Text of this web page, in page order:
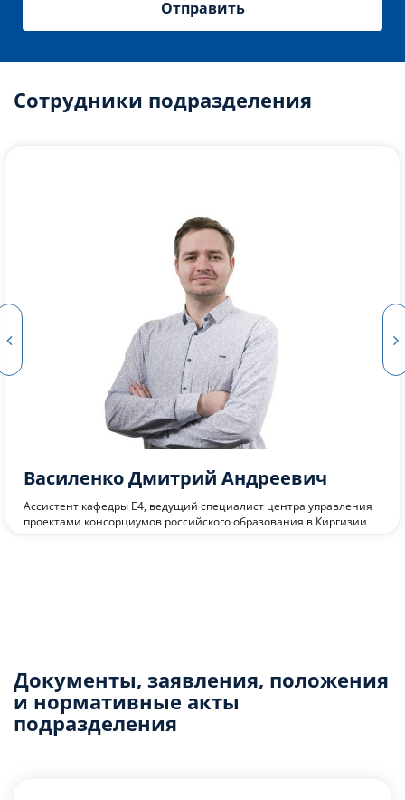
Сотрудники подразделения
Василенко Дмитрий Андреевич
Ассистент кафедры Е4, ведущий специалист центра управления
проектами консорциумов российского образования в Киргизии
Документы, заявления, положения
и нормативные акты
подразделения